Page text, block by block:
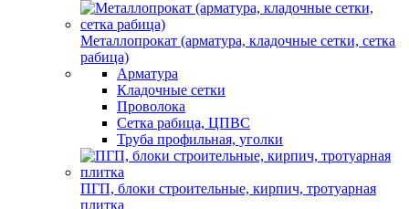
Металлопрокат (арматура, кладочные сетки, сетка
рабица)
Арматура
Кладочные сетки
Проволока
Сетка рабица, ЦПВС
Труба профильная, уголки
ПГП, блоки строительные, кирпич, тротуарная
плитка